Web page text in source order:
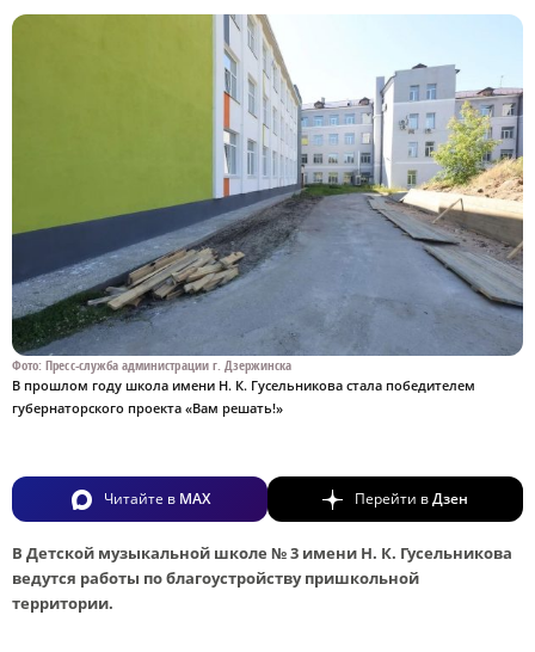
Фото: Пресс-служба администрации г. Дзержинска
В прошлом году школа имени Н. К. Гусельникова стала победителем
губернаторского проекта «Вам решать!»
Читайте в MAX Перейти вДзен
В Детской музыкальной школе № 3 имени Н. К. Гусельникова
ведутся работы по благоустройству пришкольной
территории.